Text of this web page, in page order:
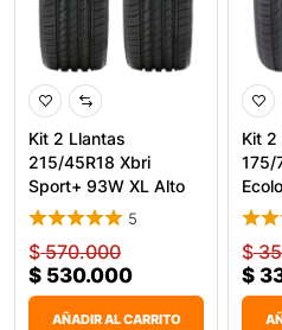
Kit 2 Llantas
215/45R18 Xbri
Sport+ 93W XL Alto
Desempeño
5
$570.000
$ 530.000
AÑADIR AL CARRITO
Kit 2
175/
$
$